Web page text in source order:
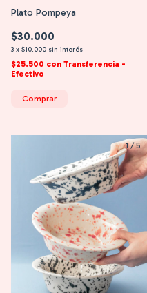
Plato Pompeya
$30.000
3 x $10.000 sin interés
$25.500 con Transferencia -
Efectivo
Comprar
1/5